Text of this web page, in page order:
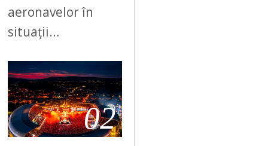
aeronavelor în
situații…
02